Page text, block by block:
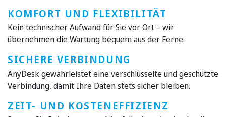
KOMFORT UND FLEXIBILITÄT
Kein technischer Aufwand für Sie vor Ort – wir
übernehmen die Wartung bequem aus der Ferne.
SICHERE VERBINDUNG
AnyDesk gewährleistet eine verschlüsselte und geschützte
Verbindung, damit Ihre Daten stets sicher bleiben.
ZEIT- UND KOSTENEFFIZIENZ